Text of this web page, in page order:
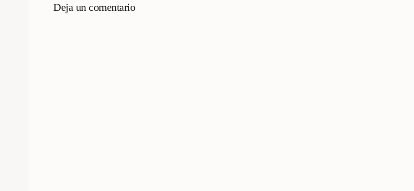
Deja un comentario